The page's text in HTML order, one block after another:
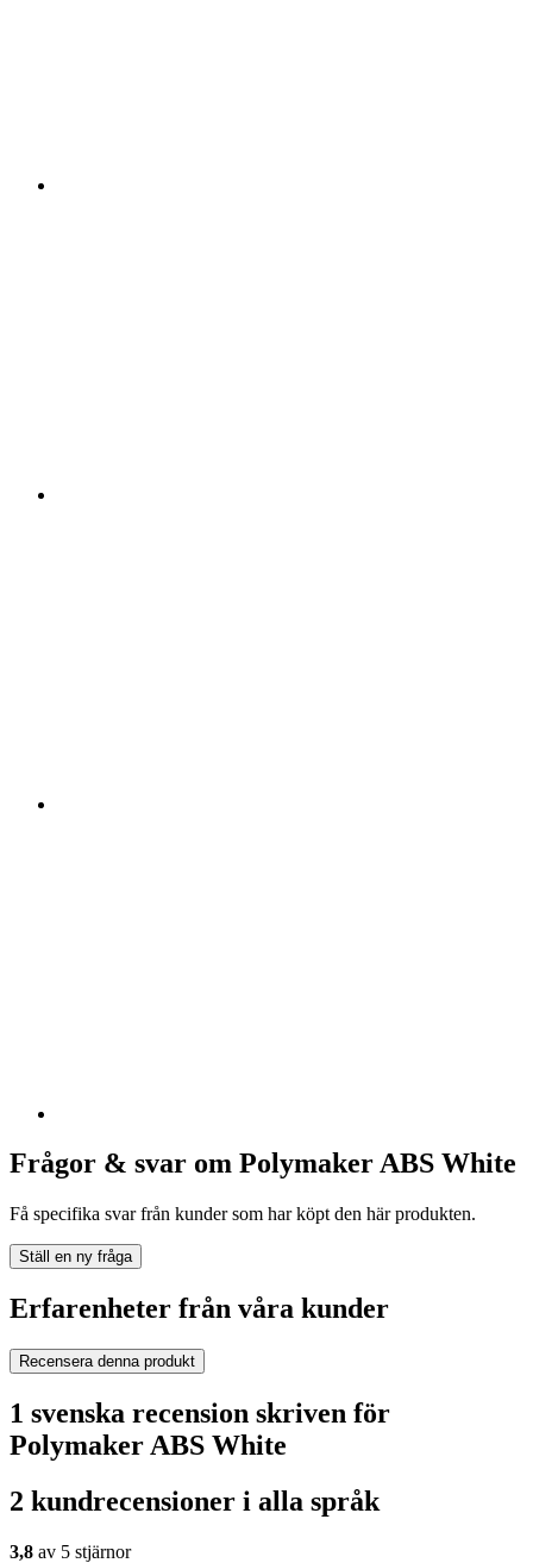
Frågor & svar om Polymaker ABS White
Få specifika svar från kunder som har köpt den här produkten.
Ställ en ny fråga
Erfarenheter från våra kunder
Recensera denna produkt
1 svenska recension skriven för
Polymaker ABS White
2 kundrecensioner i alla språk
3,8 av 5 stjärnor